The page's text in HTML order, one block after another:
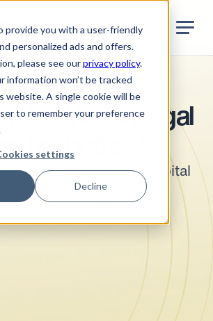
provide you with a user-friendly
personalized ads and offers.
please see ourprivacy policy.
information won’t be tracked
website. A single cookie will be
to remember your preference
settings
Decline
Company incorporation
AG: Which legal
fits better?
of costs, liability, capital
and taxes.